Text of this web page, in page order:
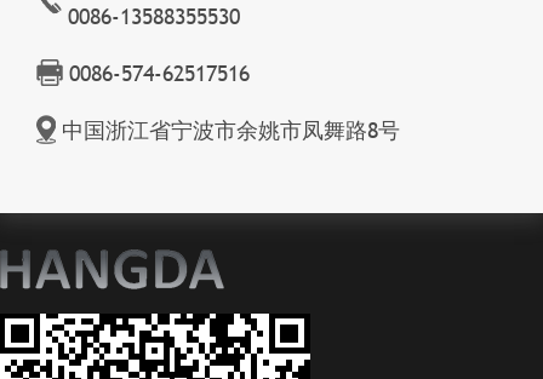
0086-13588355530
0086-574-62517516
中国浙江省宁波市余姚市凤舞路8号